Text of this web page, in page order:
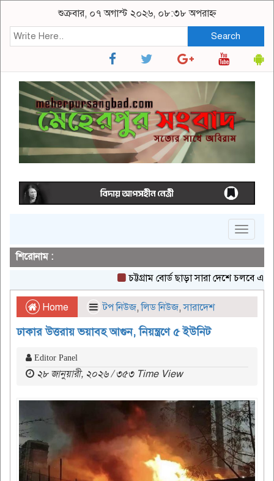
শুক্রবার, ০৭ অগাস্ট ২০২৬, ০৮:৩৮ অপরাহ্ন
Search
Toggle
শিরোনাম :
চট্টগ্রাম বোর্ড ছাড়া সারা দেশে চলবে
Home টপ নিউজ,লিড নিউজ,সারাদেশ
ঢাকার উত্তরায় ভয়াবহ আগুন, নিয়ন্ত্রণে ৫ ইউনিট
Editor Panel
২৮ জানুয়ারী, ২০২৬ / ৩৫৩ Time View